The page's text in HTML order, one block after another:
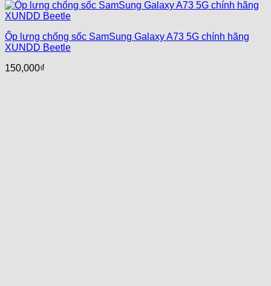
Ốp lưng chống sốc SamSung Galaxy A73 5G chính hãng
XUNDD Beetle
150,000₫